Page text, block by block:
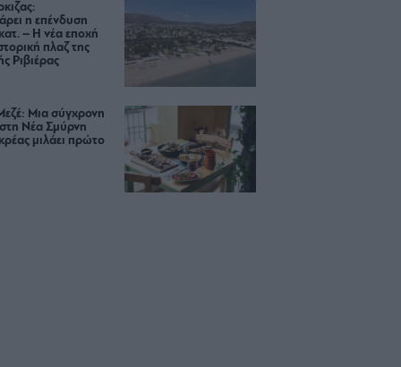
η επένδυση
– Η νέα εποχή
πλαζ της
Ριβιέρας
Μια σύγχρονη
Νέα Σμύρνη
μιλάει πρώτο